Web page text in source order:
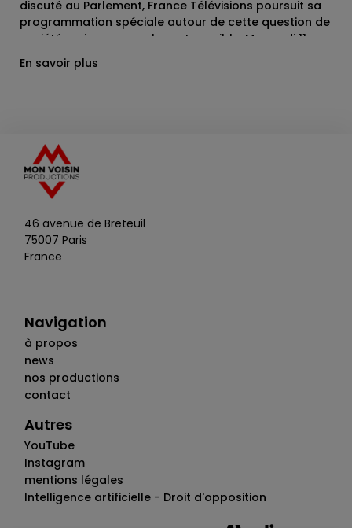
discuté au Parlement, France Télévisions poursuit sa
programmation spéciale autour de cette question de
société majeure, complexe et sensible. Mercredi 11
octobre à 21.10, France 2 diffusera Le prochain
voyage, réalisé par Thierry Binisti, avec Line Renaud et
Bugier pour aborder et comprendre les questions
cruciales autour de la fin de vie.Cette soirée se
conclura par la rediffusion du documentaire de
Magali Cotard, " Fin de vie : pour que tu aies le choix ".
Marina Carrère d’Encausse, entre quête personnelle
et enquête journalistique, partage les interrogations
et bouleversements profonds qui peuvent tous nous
En savoir plus
46 avenue de Breteuil
75007 Paris
France
Navigation
à propos
news
nos productions
contact
Autres
YouTube
Instagram
mentions légales
Intelligence artificielle - Droit d'opposition